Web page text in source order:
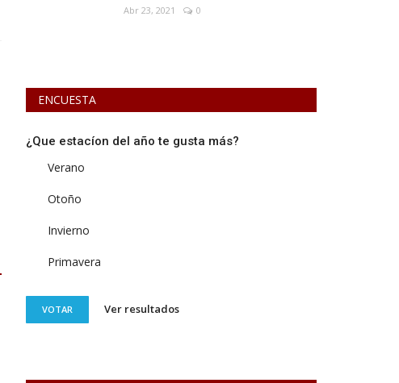
Abr 23, 2021 0
ENCUESTA
¿Que estacíon del año te gusta más?
Verano
Otoño
Invierno
Primavera
VOTAR Ver resultados